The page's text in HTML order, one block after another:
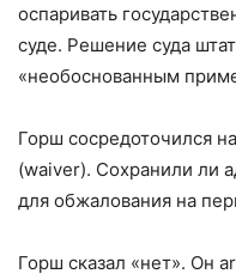
оспаривать
суде. Решение суда
«необоснованным
Горш сосредоточился
(waiver). Сохранили ли
для обжалования на
Горш сказал «нет». Он